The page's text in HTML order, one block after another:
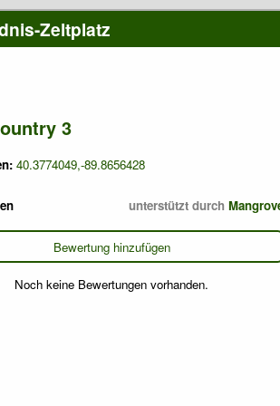
Zeltplatz
3
40.3774049,-89.8656428
unterstützt durch
Bewertung hinzufügen
Noch keine Bewertungen vorhanden.